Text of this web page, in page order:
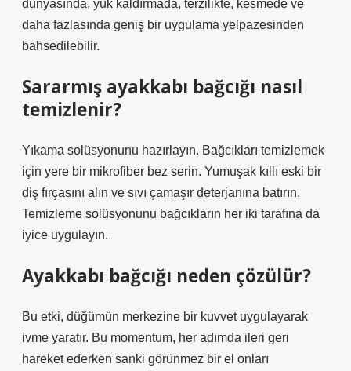
dünyasında, yük kaldırmada, terzilikte, kesmede ve
daha fazlasında geniş bir uygulama yelpazesinden
bahsedilebilir.
Sararmış ayakkabı bağcığı nasıl
temizlenir?
Yıkama solüsyonunu hazırlayın. Bağcıkları temizlemek
için yere bir mikrofiber bez serin. Yumuşak kıllı eski bir
diş fırçasını alın ve sıvı çamaşır deterjanına batırın.
Temizleme solüsyonunu bağcıkların her iki tarafına da
iyice uygulayın.
Ayakkabı bağcığı neden çözülür?
Bu etki, düğümün merkezine bir kuvvet uygulayarak
ivme yaratır. Bu momentum, her adımda ileri geri
hareket ederken sanki görünmez bir el onları